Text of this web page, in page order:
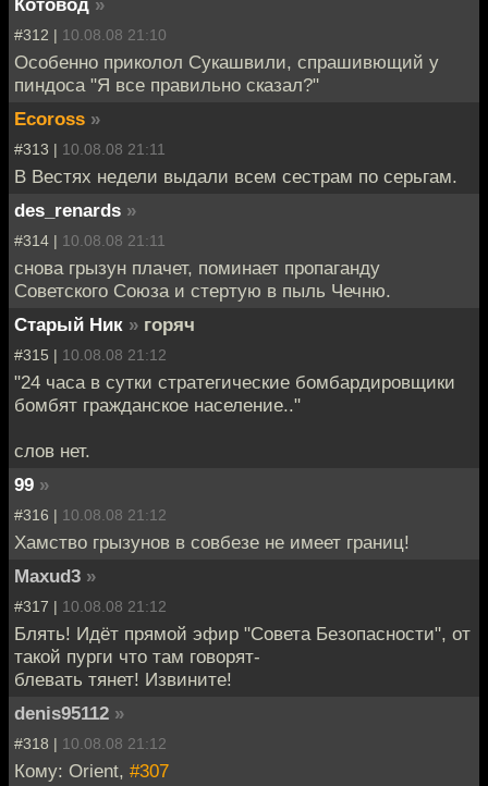
#312 | 10.08.08 21:10
Особенно приколол Сукашвили, спрашивющий у
пиндоса "Я все правильно сказал?"
Ecoross »
#313 | 10.08.08 21:11
В Вестях недели выдали всем сестрам по серьгам.
des_renards »
#314 | 10.08.08 21:11
снова грызун плачет, поминает пропаганду
Советского Союза и стертую в пыль Чечню.
Старый Ник » горяч
#315 | 10.08.08 21:12
"24 часа в сутки стратегические бомбардировщики
бомбят гражданское население.."
слов нет.
99 »
#316 | 10.08.08 21:12
Хамство грызунов в совбезе не имеет границ!
Maxud3 »
#317 | 10.08.08 21:12
Блять! Идёт прямой эфир "Совета Безопасности", от
такой пурги что там говорят-
блевать тянет! Извините!
denis95112 »
#318 | 10.08.08 21:12
Кому: Orient, #307